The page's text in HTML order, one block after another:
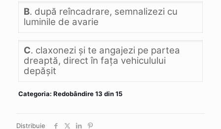
B. după reîncadrare, semnalizezi cu
luminile de avarie
C. claxonezi şi te angajezi pe partea
dreaptă, direct în faţa vehiculului
depăşit
Categoria: Redobândire 13 din 15
Distribuie